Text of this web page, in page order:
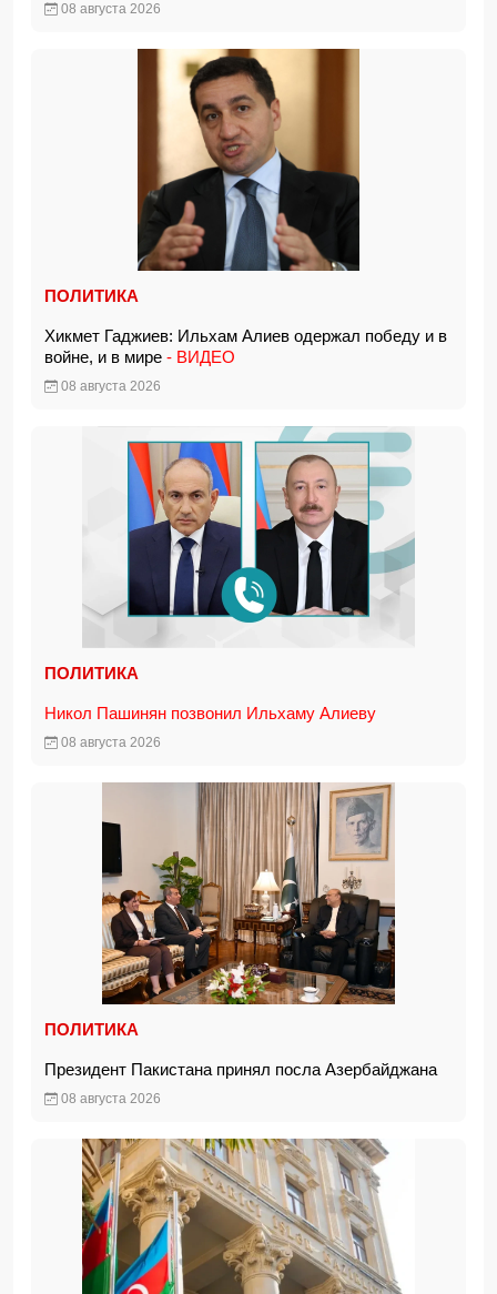
08 августа 2026
ПОЛИТИКА
Хикмет Гаджиев: Ильхам Алиев одержал победу и в
войне, и в мире - ВИДЕО
08 августа 2026
ПОЛИТИКА
Никол Пашинян позвонил Ильхаму Алиеву
08 августа 2026
ПОЛИТИКА
Президент Пакистана принял посла Азербайджана
08 августа 2026